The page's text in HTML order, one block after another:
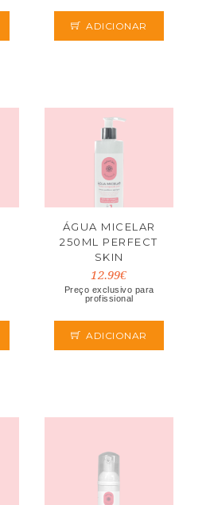
ADICIONAR
ÁGUA MICELAR
250ML PERFECT
SKIN
12.99€
Preço exclusivo para
profissional
ADICIONAR